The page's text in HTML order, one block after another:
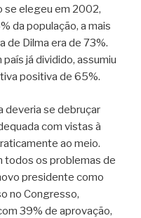
se elegeu em 2002,
da população, a mais
de Dilma era de 73%.
já dividido, assumiu
positiva de 65%.
deveria se debruçar
com vistas à
ao meio.
todos os problemas de
presidente como
no Congresso,
39% de aprovação,